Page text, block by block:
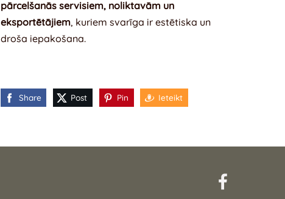
pārcelšanās servisiem, noliktavām un
eksportētājiem, kuriem svarīga ir estētiska un
droša iepakošana.
Share Post Pin Ieteikt